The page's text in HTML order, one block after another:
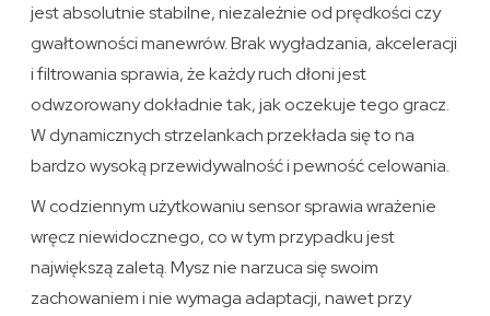
jest absolutnie stabilne, niezależnie od prędkości czy
gwałtowności manewrów. Brak wygładzania, akceleracji
i filtrowania sprawia, że każdy ruch dłoni jest
odwzorowany dokładnie tak, jak oczekuje tego gracz.
W dynamicznych strzelankach przekłada się to na
bardzo wysoką przewidywalność i pewność celowania.
W codziennym użytkowaniu sensor sprawia wrażenie
wręcz niewidocznego, co w tym przypadku jest
największą zaletą. Mysz nie narzuca się swoim
zachowaniem i nie wymaga adaptacji, nawet przy